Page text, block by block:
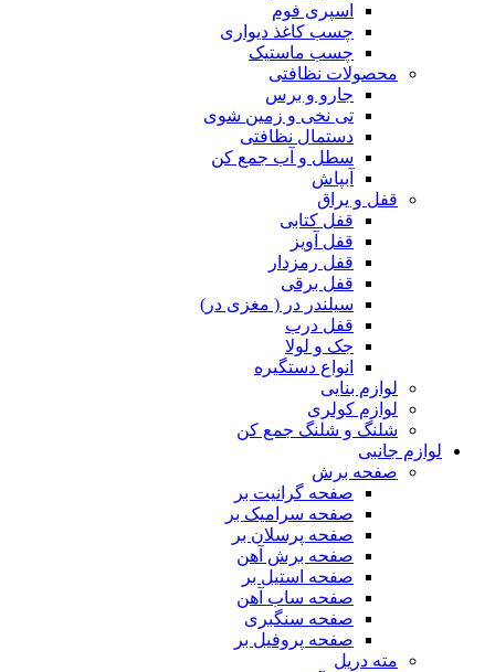
اسپری فوم
چسب کاغذ دیواری
چسب ماستیک
محصولات نظافتی
جارو و برس
تی نخی و زمین شوی
دستمال نظافتی
سطل و آب جمع کن
آبپاش
قفل و یراق
قفل کتابی
قفل آویز
قفل رمزدار
قفل برقی
سیلندر در ( مغزی در)
قفل درب
جک و لولا
انواع دستگیره
لوازم بنایی
لوازم کولری
شلنگ و شلنگ جمع کن
لوازم جانبی
صفحه برش
صفحه گرانیت بر
صفحه سرامیک بر
صفحه پرسلان بر
صفحه برش آهن
صفحه استیل بر
صفحه ساب آهن
صفحه سنگبری
صفحه پروفیل بر
مته دریل